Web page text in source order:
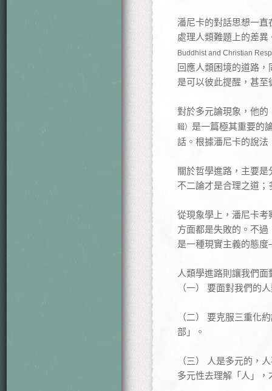
潘尼卡的對話思想一
處理人類難題上的差
Buddhist and Christian
回應人類困境的道路
是可以彼此提醒，甚至
對於多元論現象，他
輯） 是一篇極其重要的
話。根據潘尼卡的說
關於哲學進路，主要
不二論才是合理之道
從現象學上，潘尼卡
方面都是失敗的。不
是一種現實主義的態
人類學進路則讓我們面
（一） 要面對我們的
（二） 要克服三重化
部」。
（三） 人是多元的
多元性去理解「人」